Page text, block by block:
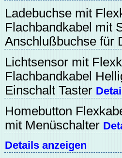
Ladebuchse mit
Flachbandkabel mit
Anschlußbuchse für
Lichtsensor mit
Flachbandkabel
Einschalt Taster
Homebutton
mit Menüschalter
Details anzeigen